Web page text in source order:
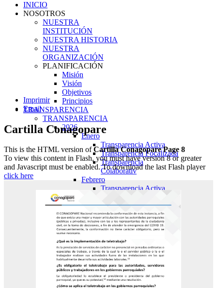
INICIO
NOSOTROS
NUESTRA
INSTITUCIÓN
NUESTRA HISTORIA
NUESTRA
ORGANIZACIÓN
PLANIFICACIÓN
Misión
Visión
Objetivos
Principios
TRANSPARENCIA
TRANSPARENCIA
2026
Enero
Transparencia Activa
Transparencia Focalizada
Transparencia
Colaborativ
Febrero
Transparencia Activa
Transparencia Focalizada
Transparencia
Colaborativ
Marzo
Transparencia Activa
Transparencia Focalizada
Transparencia
Colaborativ
Abril
Transparencia Activa
Transparencia
Imprimir
Email
Cartilla Conagopare
This is the HTML version ofCartilla Conagopare Page 8
To view this content in Flash, you must have version 8 or greater
and Javascript must be enabled. To download the last Flash player
click here